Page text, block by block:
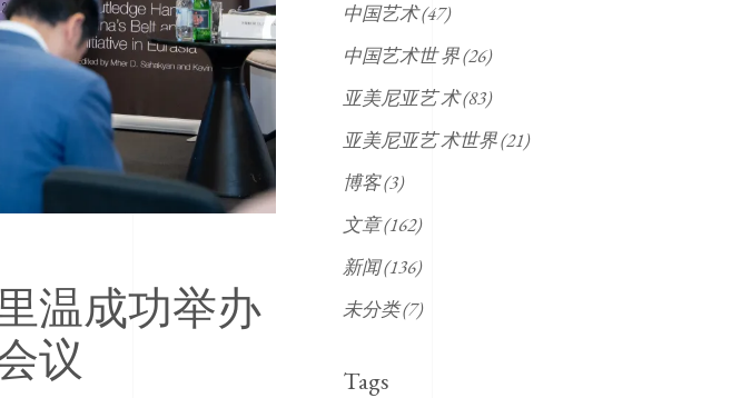
温成功举办
议
中国艺术(47)
中国艺术世 界(26)
亚美尼亚艺 术(83)
亚美尼亚艺 术世界(21)
博客(3)
文章(162)
新闻(136)
未分类(7)
Tags